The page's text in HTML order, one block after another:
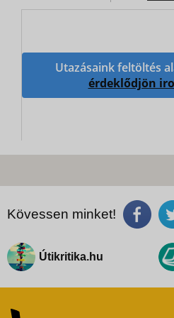
Utazásaink feltöltés
érdeklődjön
Kövessen minket!
Útikritika.hu